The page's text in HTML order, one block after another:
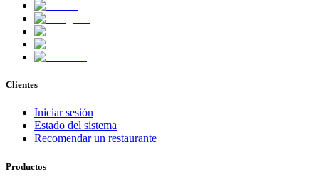
Clientes
Iniciar sesión
Estado del sistema
Recomendar un restaurante
Productos